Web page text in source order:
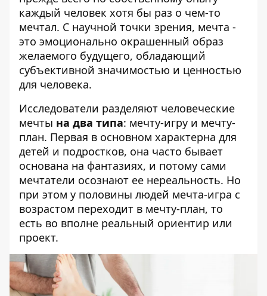
каждый человек хотя бы раз о чем-то
мечтал. С научной точки зрения, мечта -
это эмоционально окрашенный образ
желаемого будущего, обладающий
субъективной значимостью и ценностью
для человека.
Исследователи разделяют человеческие
мечты на два типа: мечту-игру и мечту-
план. Первая в основном характерна для
детей и подростков, она часто бывает
основана на фантазиях, и потому сами
мечтатели осознают ее нереальность. Но
при этом у половины людей мечта-игра с
возрастом переходит в мечту-план, то
есть во вполне реальный ориентир или
проект.